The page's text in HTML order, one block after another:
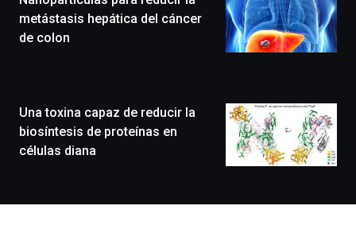
festival
que
llenará
monólogos,
exposiciones,
docufórums
de
metástasis hepática del cáncer
de colon
Una toxina capaz de reducir la
biosíntesis de proteínas en
células diana